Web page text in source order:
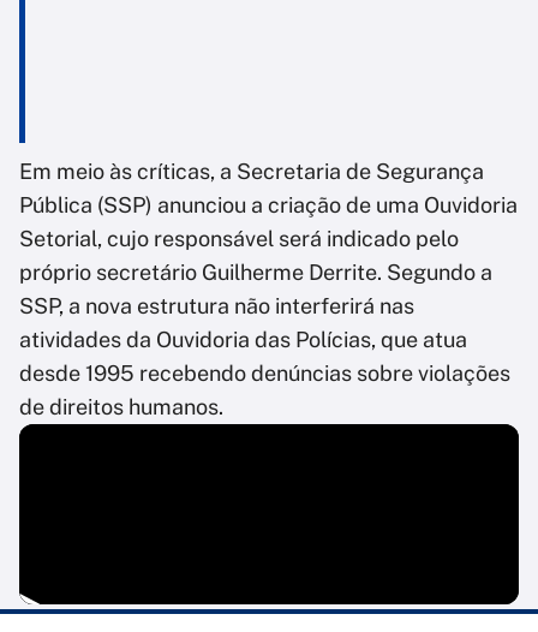
Em meio às críticas, a Secretaria de Segurança
Pública (SSP) anunciou a criação de uma Ouvidoria
Setorial, cujo responsável será indicado pelo
próprio secretário Guilherme Derrite. Segundo a
SSP, a nova estrutura não interferirá nas
atividades da Ouvidoria das Polícias, que atua
desde 1995 recebendo denúncias sobre violações
de direitos humanos.